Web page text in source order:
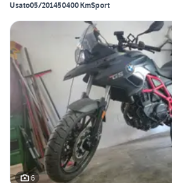
Usato05/201450400 KmSport
6